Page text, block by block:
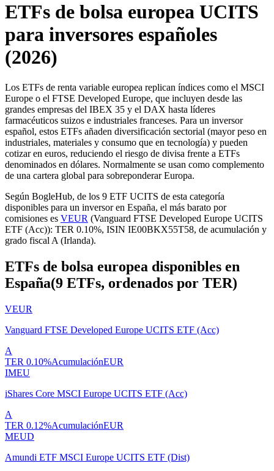
ETFs de bolsa europea UCITS
para inversores españoles
(2026)
Los ETFs de renta variable europea replican índices como el MSCI
Europe o el FTSE Developed Europe, que incluyen desde las
grandes empresas del IBEX 35 y el DAX hasta líderes
farmacéuticos suizos e industriales franceses. Para un inversor
español, estos ETFs añaden diversificación sectorial (mayor peso en
industriales, materiales y consumo que en tecnología) y pueden
cotizar en euros, reduciendo el riesgo de divisa frente a ETFs
denominados en dólares. Normalmente se usan como complemento
de una cartera global para sobreponderar Europa.
Según BogleHub, de los 9 ETF UCITS de esta categoría
disponibles para un inversor en España, el más barato por
comisiones es VEUR (Vanguard FTSE Developed Europe UCITS
ETF (Acc)): TER 0.10%, ISIN IE00BKX55T58, de acumulación y
grado fiscal A (Irlanda).
ETFs de bolsa europea disponibles en
España(9 ETFs, ordenados por TER)
VEUR
Vanguard FTSE Developed Europe UCITS ETF (Acc)
A
TER 0.10%AcumulaciónEUR
IMEU
iShares Core MSCI Europe UCITS ETF (Acc)
A
TER 0.12%AcumulaciónEUR
MEUD
Amundi ETF MSCI Europe UCITS ETF (Dist)